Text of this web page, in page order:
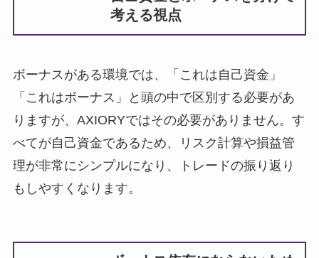
考える視点
ボーナスがある環境では、「これは自己資金」
「これはボーナス」と頭の中で区別する必要があ
りますが、AXIORYではその必要がありません。す
べてが自己資金であるため、リスク計算や損益管
理が非常にシンプルになり、トレードの振り返り
もしやすくなります。